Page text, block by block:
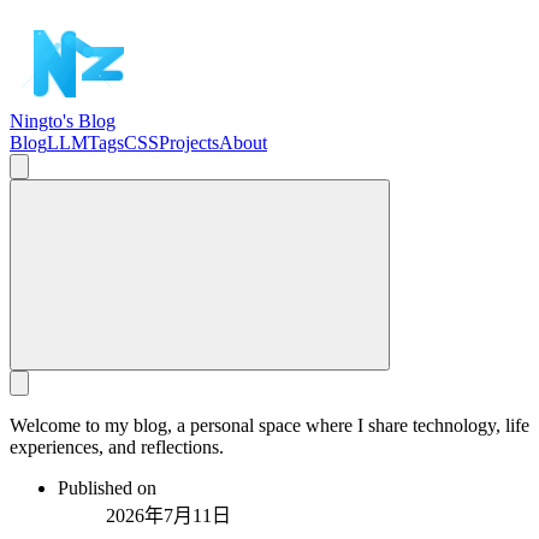
Ningto's Blog
BlogLLMTagsCSSProjectsAbout
Welcome to my blog, a personal space where I share technology, life
experiences, and reflections.
Published on
2026年7月11日